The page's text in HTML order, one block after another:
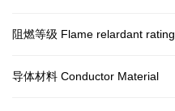
阻燃等级 Flame relardant rating
导体材料 Conductor Material